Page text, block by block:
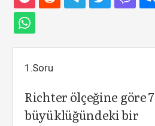
1.Soru
Richter ölçeğine göre 7
büyüklüğündeki bir